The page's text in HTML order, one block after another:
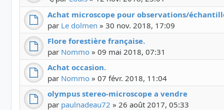
Achat microscope pour observations/
par Le dolmen » 30 nov. 2018, 17:09
Flore forestière française.
par Nommo » 09 mai 2018, 07:31
Achat occasion.
par Nommo » 07 févr. 2018, 11:04
olympus stereo-microscope a vendre
par paulnadeau72 » 26 août 2017, 05:33